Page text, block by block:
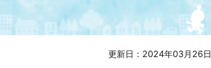
更新日：2024年03月26日